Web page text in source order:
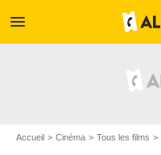
menu
Accueil Cinéma Tous les films